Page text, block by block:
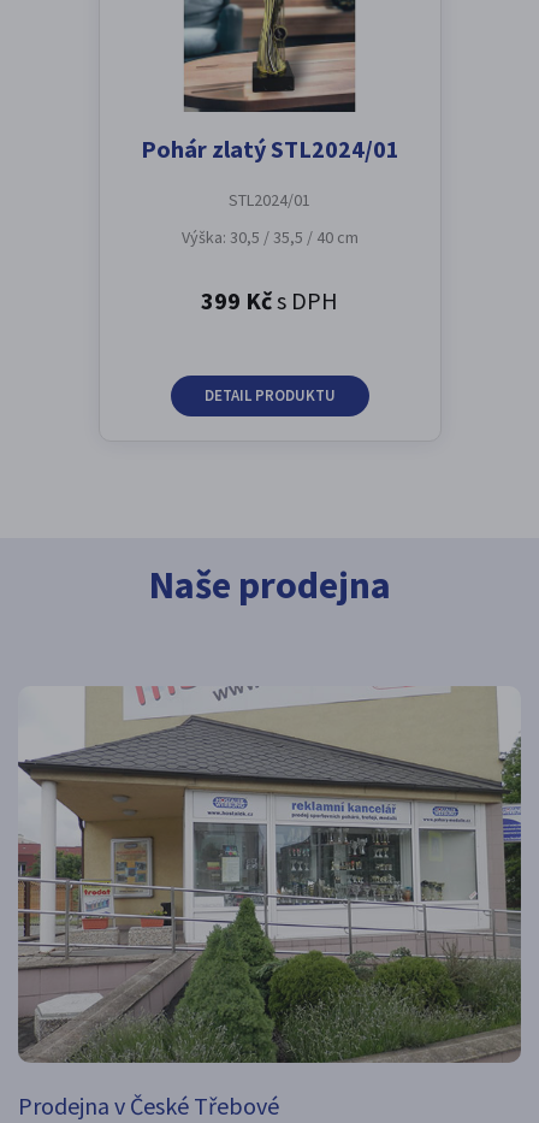
Pohár zlatý STL2024/01
STL2024/01
Výška: 30,5 / 35,5 / 40 cm
399 Kčs DPH
DETAIL PRODUKTU
Naše prodejna
Prodejna v České Třebové